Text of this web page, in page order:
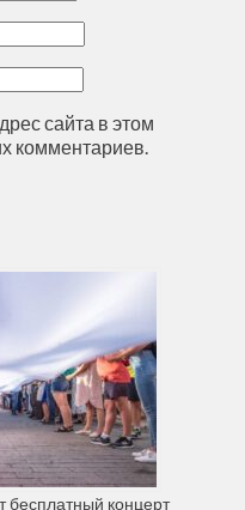
сайта в этом
комментариев.
бесплатный концерт